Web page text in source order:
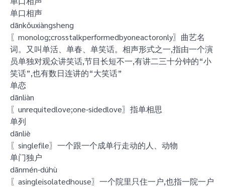
单口相声
dānkǒuxiàngsheng
〖monolog;crosstalkperformedbyoneactoronly〗曲艺名
词。又叫单活、单春、单笑话。相声形式之一,指由一个演
员单独对观众讲笑话,节目长短不一,有讲二三十分钟的“小
笑话”,也有数日连讲的“大笑话”
单恋
dānliàn
〖unrequitedlove;one-sidedlove〗指单相思
单列
dānliè
〖singlefile〗一个跟一个成单行走动的人、动物
单门独户
dānmén-dúhù
〖asingleisolatedhouse〗一个院里只住一户,也指一院一户